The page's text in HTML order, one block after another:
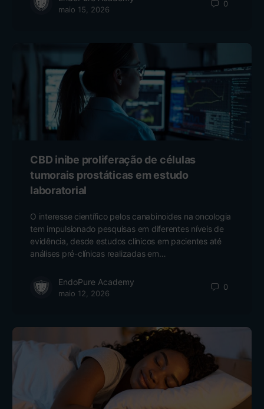
maio 15, 2026
0
CBD inibe proliferação de células
tumorais prostáticas em estudo
laboratorial
O interesse científico pelos canabinoides na oncologia
tem impulsionado pesquisas em diferentes níveis de
evidência, desde estudos clínicos em pacientes até
análises pré-clínicas realizadas em…
EndoPure Academy
maio 12, 2026
0